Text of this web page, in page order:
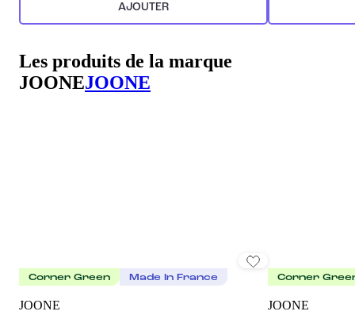
AJOUTER
Les produits de la marque
JOONEJOONE
Corner Green Made In France
JOONE
Corner
JOONE